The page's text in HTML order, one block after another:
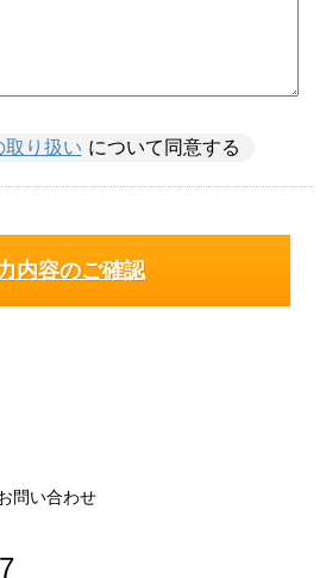
取り扱い について同意する
問い合わせ